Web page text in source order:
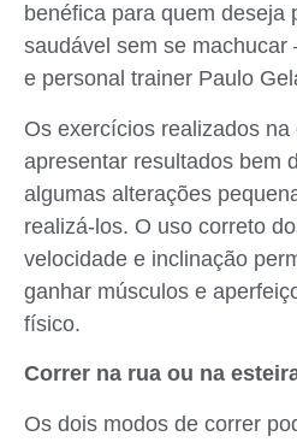
benéfica para quem deseja
saudável sem se
e personal trainer Paulo
Os exercícios realizados na
apresentar resultados bem
algumas alterações
realizá-los. O uso correto
velocidade e inclinação
ganhar músculos e
físico.
Correr na rua ou na
Os dois modos de correr